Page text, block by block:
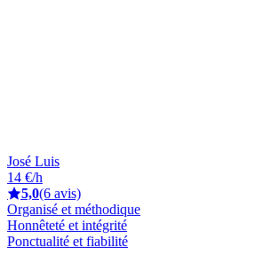
José Luis
14 €/h
5,0(6 avis)
Organisé et méthodique
Honnêteté et intégrité
Ponctualité et fiabilité